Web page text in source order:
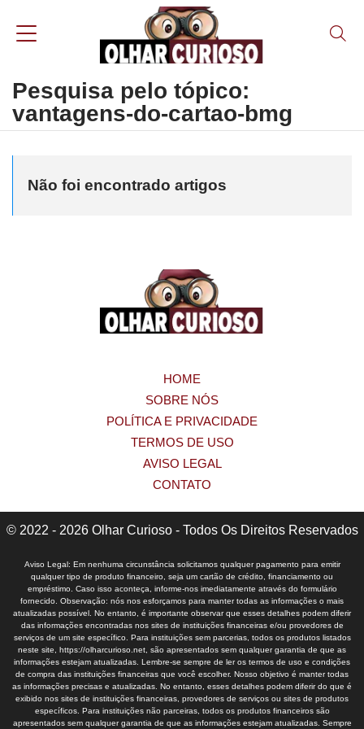
Pesquisa pelo tópico:
vantagens-do-cartao-bmg
Não foi encontrado artigos
HOME
SOBRE NÓS
POLÍTICA E PRIVACIDADE
TERMOS DE USO
AVISO LEGAL
CONTATO
© 2022 - 2026 Olhar Curioso - Todos Os Direitos Reservados
Aviso Legal: Em nenhuma circunstância solicitamos qualquer pagamento para emitir
qualquer tipo de produto financeiro, seja um cartão de crédito, financiamento ou
empréstimo. Caso isso aconteça, informe-nos imediatamente através do formulário
fornecido. Observação: nós nos esforçamos para manter todas as informações o mais
atualizadas possível. No entanto, é importante observar que esses detalhes podem diferir
das informações encontradas nos sites de instituições financeiras e/ou provedores de
serviços de um site específico. Para instituições sem parcerias, todos os produtos listados
neste site, https://olharcurioso.net, são apresentados sem qualquer garantia de que as
informações estejam atualizadas. Lembre-se sempre de ler os termos de uso e condições
de compra das instituições financeiras que você escolher. Nosso objetivo é manter todas
as informações precisas e atualizadas. No entanto, esses detalhes podem diferir do que é
exibido nos sites de instituições financeiras, provedores de serviços ou sites de produtos
específicos. Para instituições não parceiras, todos os produtos financeiros são
apresentados sem qualquer garantia de que as informações estejam atualizadas. Sempre